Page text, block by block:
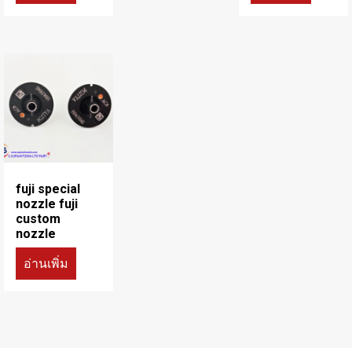
fuji special
nozzle fuji
custom
nozzle
อ่านเพิ่ม